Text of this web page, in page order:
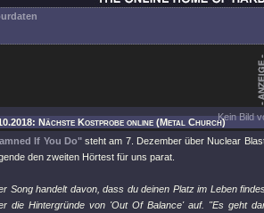
Kein Bild
Nächste Kostprobe online (Metal Church)
If You Do"steht am 7. Dezember über Nuclear
den zweiten Hörtest für uns parat.
Song handelt davon, dass du deinen Platz im Leben
die Hintergründe von 'Out Of Balance' auf. "Es geht